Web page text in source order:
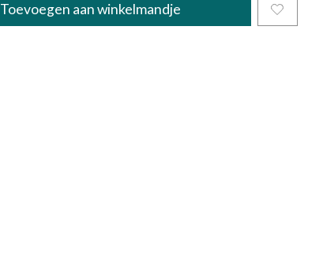
Toevoegen aan winkelmandje